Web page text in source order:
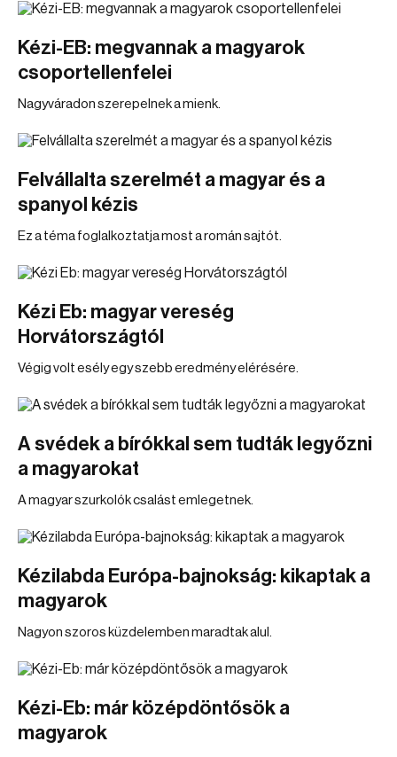
Kézi-EB: megvannak a magyarok
csoportellenfelei
Nagyváradon szerepelnek a mienk.
Felvállalta szerelmét a magyar és a
spanyol kézis
Ez a téma foglalkoztatja most a román sajtót.
Kézi Eb: magyar vereség
Horvátországtól
Végig volt esély egy szebb eredmény elérésére.
A svédek a bírókkal sem tudták legyőzni
a magyarokat
A magyar szurkolók csalást emlegetnek.
Kézilabda Európa-bajnokság: kikaptak a
magyarok
Nagyon szoros küzdelemben maradtak alul.
Kézi-Eb: már középdöntősök a
magyarok